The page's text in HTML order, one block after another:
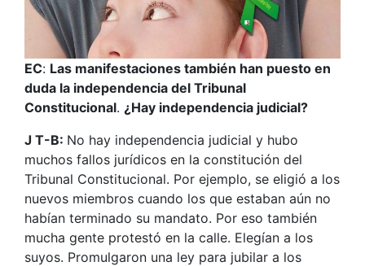
EC: Las manifestaciones también han puesto en
duda la independencia del Tribunal
Constitucional. ¿Hay independencia judicial?
J T-B: No hay independencia judicial y hubo
muchos fallos jurídicos en la constitución del
Tribunal Constitucional. Por ejemplo, se eligió a los
nuevos miembros cuando los que estaban aún no
habían terminado su mandato. Por eso también
mucha gente protestó en la calle. Elegían a los
suyos. Promulgaron una ley para jubilar a los